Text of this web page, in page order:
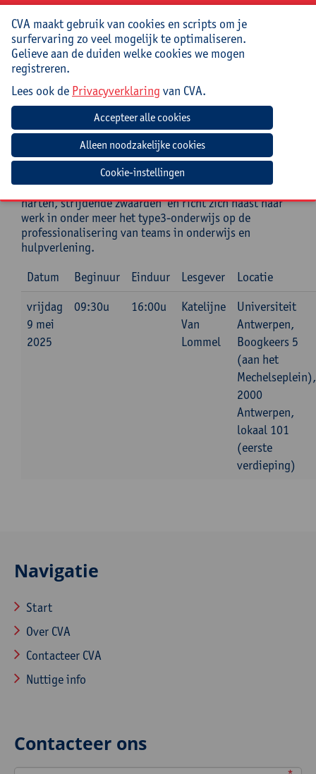
gedrag vanaf nu als communicatie, als
signaalgedrag, herkend wordt en van waaruit
meer toereikende antwoorden te vinden zijn.
Begeleiding
Katelijne Van Lommel is kinder- en jeugdpsychologe.
Door haar verankering in de kinderpsychiatrie, het
buitengewoon, gewoon en hoger onderwijs kon ze zich
specialiseren in de materie van gedragsmoeilijkheden,
kinderpsychiatrische problematieken,
onderwijspedagogiek alsook het werken met
systemen. Ze is auteur van de boeken ‘Sprekende
harten, strijdende zwaarden’ en richt zich naast haar
werk in onder meer het type3-onderwijs op de
professionalisering van teams in onderwijs en
hulpverlening.
Datum
Beginuur Einduur Lesgever
Locatie
vrijdag
9 mei
2025
09:30u 16:00u
Katelijne
Van
Lommel
Universiteit
Antwerpen,
Boogkeers 5
(aan het
Mechelseplein),
2000
Antwerpen,
lokaal 101
(eerste
verdieping)
Navigatie
Start
Over CVA
Contacteer CVA
Nuttige info
Contacteer ons
CVA maakt gebruik van cookies en scripts om je
surfervaring zo veel mogelijk te optimaliseren.
Gelieve aan de duiden welke cookies we mogen
registreren.
Lees ook de Privacyverklaring van CVA.
Cookie-instellingen